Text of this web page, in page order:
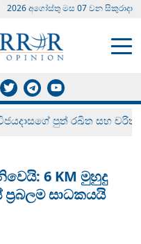
2026 අගෝස්‍තු මස 07 වන සිකුරාදා
පුත් රඛිත සහ චරිත්
6 KM මුහුදු
සාධකයයි